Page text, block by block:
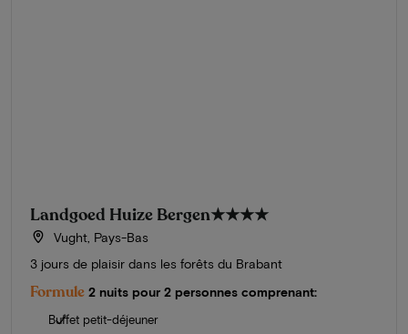
Landgoed Huize Bergen★★★★
Vught, Pays-Bas
3 jours de plaisir dans les forêts du Brabant
Formule 2 nuits pour 2 personnes comprenant:
Buffet petit-déjeuner